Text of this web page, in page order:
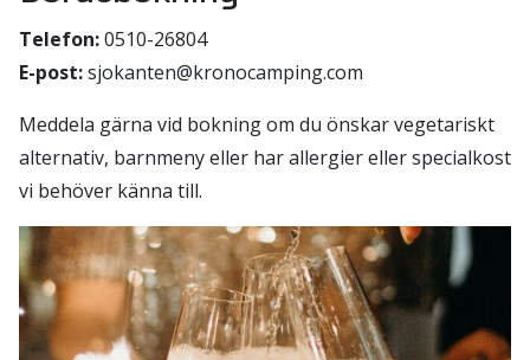
Telefon:0510-26804
E-post:sjokanten@kronocamping.com
Meddela gärna vid bokning om du önskar vegetariskt
alternativ, barnmeny eller har allergier eller specialkost
vi behöver känna till.